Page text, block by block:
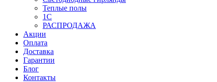
Теплые полы
1С
РАСПРОДАЖА
Акции
Оплата
Доставка
Гарантии
Блог
Контакты